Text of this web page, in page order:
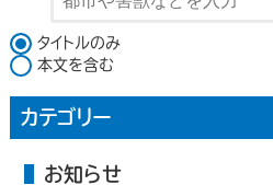
検索対象
タイトルのみ
本文を含む
カテゴリー
お知らせ